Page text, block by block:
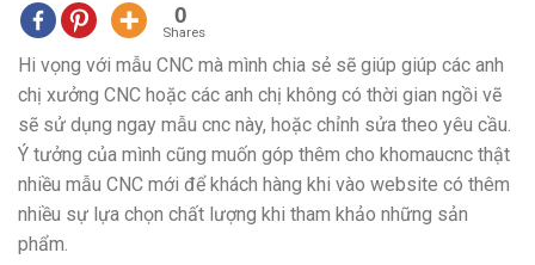
0
Shares
Hi vọng với mẫu CNC mà mình chia sẻ sẽ giúp giúp các anh
chị xưởng CNC hoặc các anh chị không có thời gian ngồi vẽ
sẽ sử dụng ngay mẫu cnc này, hoặc chỉnh sửa theo yêu cầu.
Ý tưởng của mình cũng muốn góp thêm cho khomaucnc thật
nhiều mẫu CNC mới để khách hàng khi vào website có thêm
nhiều sự lựa chọn chất lượng khi tham khảo những sản
phẩm.